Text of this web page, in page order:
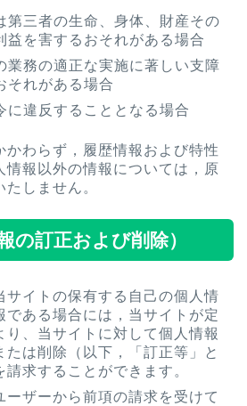
第三者の生命、身体、財産その
益を害するおそれがある場合
業務の適正な実施に著しい支障
それがある場合
に違反することとなる場合
かわらず，履歴情報および特性
情報以外の情報については，原
しません。
の訂正および削除）
サイトの保有する自己の個人情
である場合には，当サイトが定
り、当サイトに対して個人情報
たは削除（以下，「訂正等」と
請求することができます。
ーザーから前項の請求を受けて